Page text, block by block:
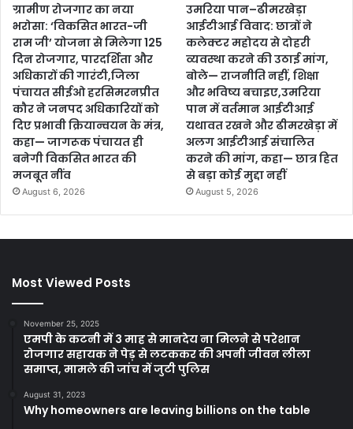
ग्रामीण रोजगार का नया
भरोसा: ‘विकसित भारत-जी
राम जी’ योजना से मिलेगा 125
दिन रोजगार, पारदर्शिता और
अधिकारों की गारंटी,जिला
पंचायत सीईओ हरसिमरनप्रीत
कौर ने जनपद अधिकारियों को
दिए प्रभावी क्रियान्वयन के मंत्र,
कहा— जागरूक पंचायत ही
बनेगी विकसित भारत की
मजबूत नींव
August 6, 2026
उमरिया पान–ढीमरखेड़ा
आईटीआई विवाद: छात्रों ने
कलेक्टर महोदय से दोहरी
व्यवस्था करने की उठाई मांग,
बोले— राजनीति नहीं, शिक्षा
और भविष्य बचाइए,उमरिया
पान में वर्तमान आईटीआई
यथावत रखने और ढीमरखेड़ा में
अलग आईटीआई संचालित
करने की मांग, कहा— छात्र हित
से बड़ा कोई मुद्दा नहीं
August 5, 2026
Most Viewed Posts
November 25, 2025
एमपी के कटनी में 3 माह से मानदेय ना मिलने से परेशान
रोजगार सहायक ने पेड़ से लटककर की अपनी जीवन लीला
समाप्त, मामले की जांच में जुटी पुलिस
August 31, 2023
Why homeowners are leaving billions on the table